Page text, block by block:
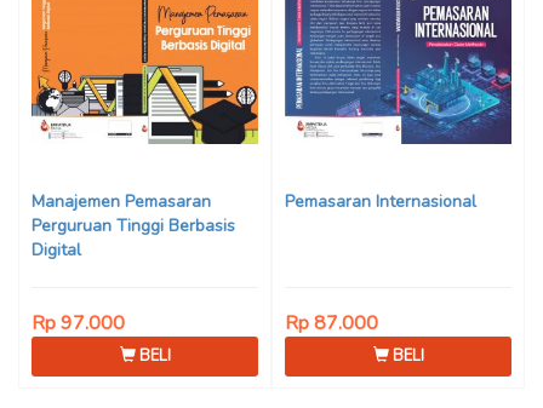
Manajemen Pemasaran
Perguruan Tinggi Berbasis
Digital
Rp 97.000
BELI
Pemasaran Internasional
Rp 87.000
BELI